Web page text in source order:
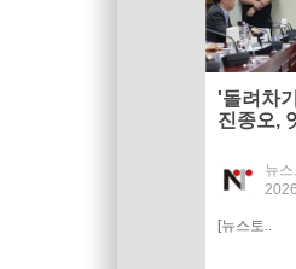
'돌려차
진종오,
뉴
[뉴스토..